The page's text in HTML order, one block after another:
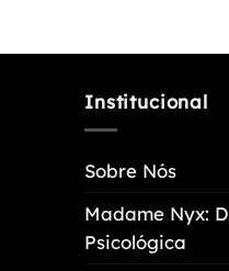
As
opções
ser
escolhidas
na
página
Institucional
Sobre Nós
Madame Nyx:
Psicológica